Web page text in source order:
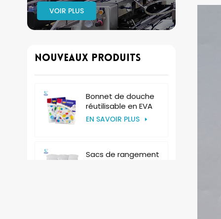
VOIR PLUS
Nouveaux Produits
Bonnet de douche
réutilisable en EVA
pour femmes,
EN SAVOIR PLUS
Sacs de rangement